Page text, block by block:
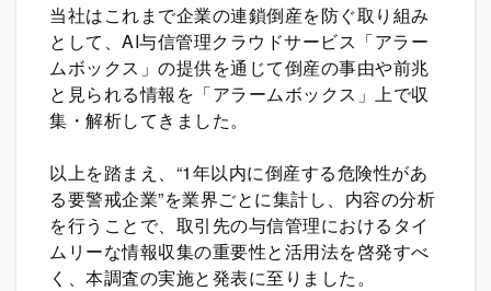
当社はこれまで企業の連鎖倒産を防ぐ取り組み
として、AI与信管理クラウドサービス「アラー
ムボックス」の提供を通じて倒産の事由や前兆
と見られる情報を「アラームボックス」上で収
集・解析してきました。
以上を踏まえ、“1年以内に倒産する危険性があ
る要警戒企業”を業界ごとに集計し、内容の分析
を行うことで、取引先の与信管理におけるタイ
ムリーな情報収集の重要性と活用法を啓発すべ
く、本調査の実施と発表に至りました。